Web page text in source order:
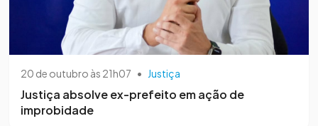
20 de outubro às 21h07 • Justiça
Justiça absolve ex-prefeito em ação de
improbidade